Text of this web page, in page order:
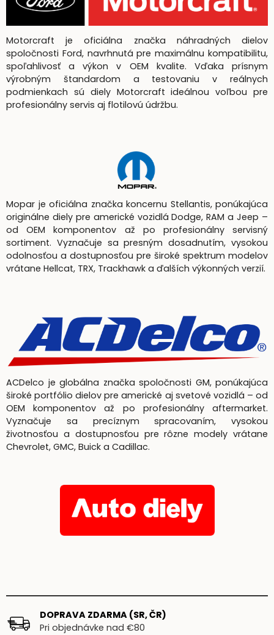
Motorcraft je oficiálna značka náhradných dielov
spoločnosti Ford, navrhnutá pre maximálnu kompatibilitu,
spoľahlivosť a výkon v OEM kvalite. Vďaka prísnym
výrobným štandardom a testovaniu v reálnych
podmienkach sú diely Motorcraft ideálnou voľbou pre
profesionálny servis aj flotilovú údržbu.
Mopar je oficiálna značka koncernu Stellantis, ponúkajúca
originálne diely pre americké vozidlá Dodge, RAM a Jeep –
od OEM komponentov až po profesionálny servisný
sortiment. Vyznačuje sa presným dosadnutím, vysokou
odolnosťou a dostupnosťou pre široké spektrum modelov
vrátane Hellcat, TRX, Trackhawk a ďalších výkonných verzií.
ACDelco je globálna značka spoločnosti GM, ponúkajúca
široké portfólio dielov pre americké aj svetové vozidlá – od
OEM komponentov až po profesionálny aftermarket.
Vyznačuje sa precíznym spracovaním, vysokou
životnosťou a dostupnosťou pre rôzne modely vrátane
Chevrolet, GMC, Buick a Cadillac.
DOPRAVA ZDARMA (SR, ČR)
Pri objednávke nad €80